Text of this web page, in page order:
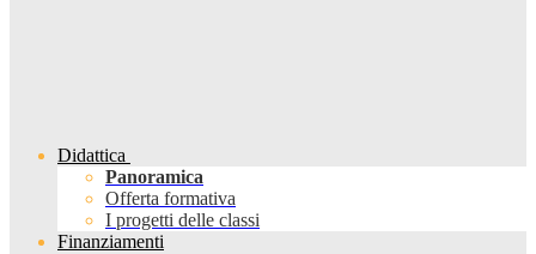
Didattica
Panoramica
Offerta formativa
I progetti delle classi
Finanziamenti